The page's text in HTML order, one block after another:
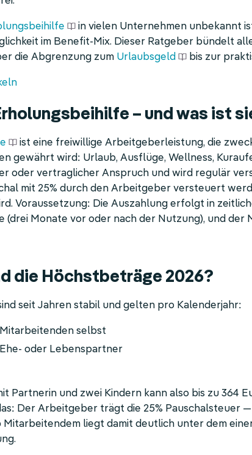
in vielen Unternehmen unbekannt
im Benefit-Mix. Dieser Ratgeber bündelt
die Abgrenzung zum Urlaubsgeld bis zur
– und was ist
ist eine freiwillige Arbeitgeberleistung, die
gewährt wird: Urlaub, Ausflüge, Wellness,
oder vertraglicher Anspruch und wird regulär
mit 25% durch den Arbeitgeber versteuert
Voraussetzung: Die Auszahlung erfolgt in
(drei Monate vor oder nach der Nutzung), und der
die Höchstbeträge 2026?
seit Jahren stabil und gelten pro Kalenderjahr:
selbst
oder Lebenspartner
Partnerin und zwei Kindern kann also bis zu 364
Der Arbeitgeber trägt die 25% Pauschalsteuer —
Mitarbeitendem liegt damit deutlich unter dem